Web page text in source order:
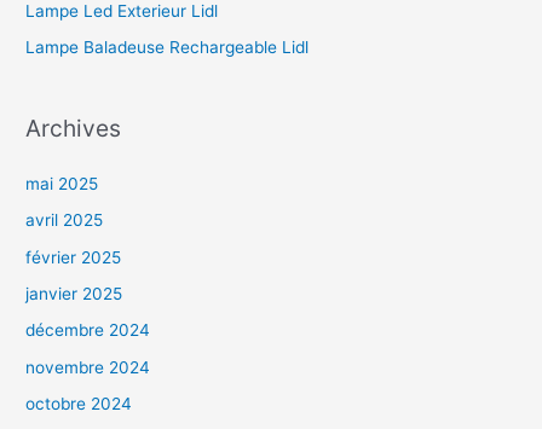
Lampe Led Exterieur Lidl
Lampe Baladeuse Rechargeable Lidl
Archives
mai 2025
avril 2025
février 2025
janvier 2025
décembre 2024
novembre 2024
octobre 2024